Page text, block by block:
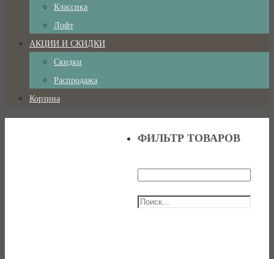
Классика
Лофт
АКЦИИ И СКИДКИ
Скидки
Распродажа
Корзина
ФИЛЬТР ТОВАРОВ